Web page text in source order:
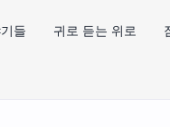
들 귀로 듣는 위로